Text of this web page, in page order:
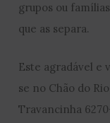
grupos ou
que as separa.
Este agradável e
se no Chão do
Travancinha